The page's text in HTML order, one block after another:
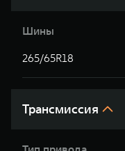
Шины
265/65R18
Трансмиссия